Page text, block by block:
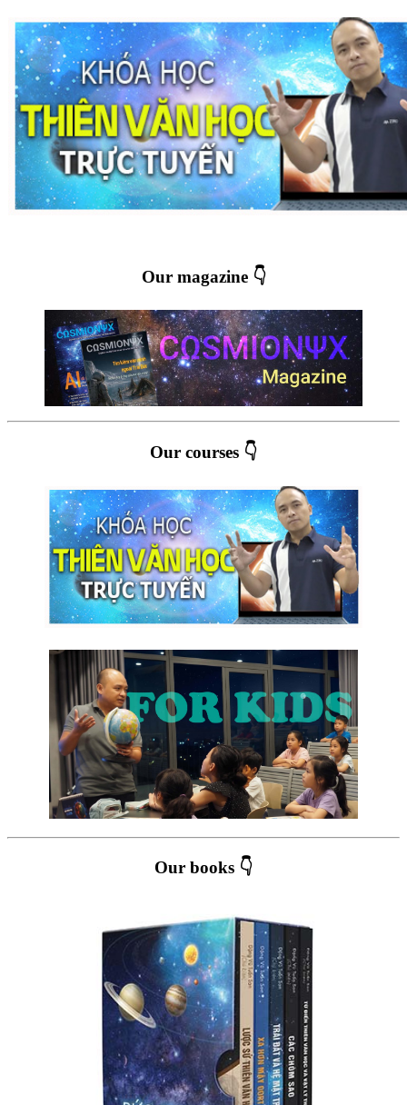
Our magazine 👇
Our courses 👇
Our books 👇